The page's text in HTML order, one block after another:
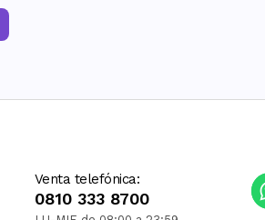
Venta telefónica:
0810 333 8700